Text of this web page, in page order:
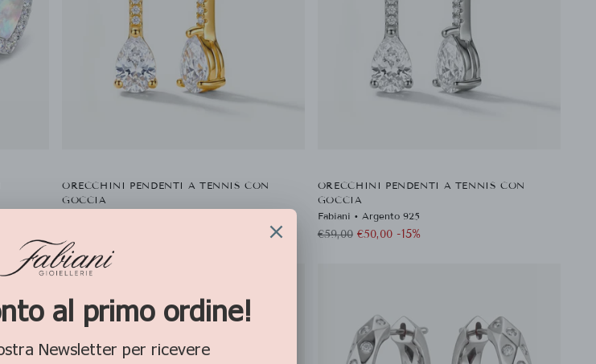
ORECCHINI PENDENTI A TENNIS CON
GOCCIA
di
listino
ORECCHINI PENDENTI A TENNIS CON
GOCCIA
Fabiani • Argento 925
Prezzo
€59,00 €50,00 -15%